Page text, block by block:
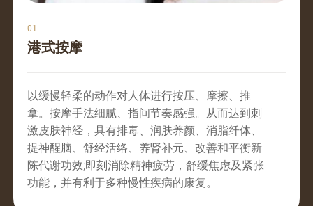
01
港式按摩
以缓慢轻柔的动作对人体进行按压、摩擦、推
拿。按摩手法细腻、指间节奏感强。从而达到刺
激皮肤神经，具有排毒、润肤养颜、消脂纤体、
提神醒脑、舒经活络、养肾补元、改善和平衡新
陈代谢功效;即刻消除精神疲劳，舒缓焦虑及紧张
功能，并有利于多种慢性疾病的康复。